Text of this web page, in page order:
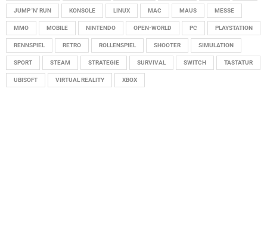
JUMP 'N' RUN KONSOLE LINUX MAC MAUS MESSE
MMO MOBILE NINTENDO OPEN-WORLD PC PLAYSTATION
RENNSPIEL RETRO ROLLENSPIEL SHOOTER SIMULATION
SPORT STEAM STRATEGIE SURVIVAL SWITCH TASTATUR
UBISOFT VIRTUAL REALITY XBOX